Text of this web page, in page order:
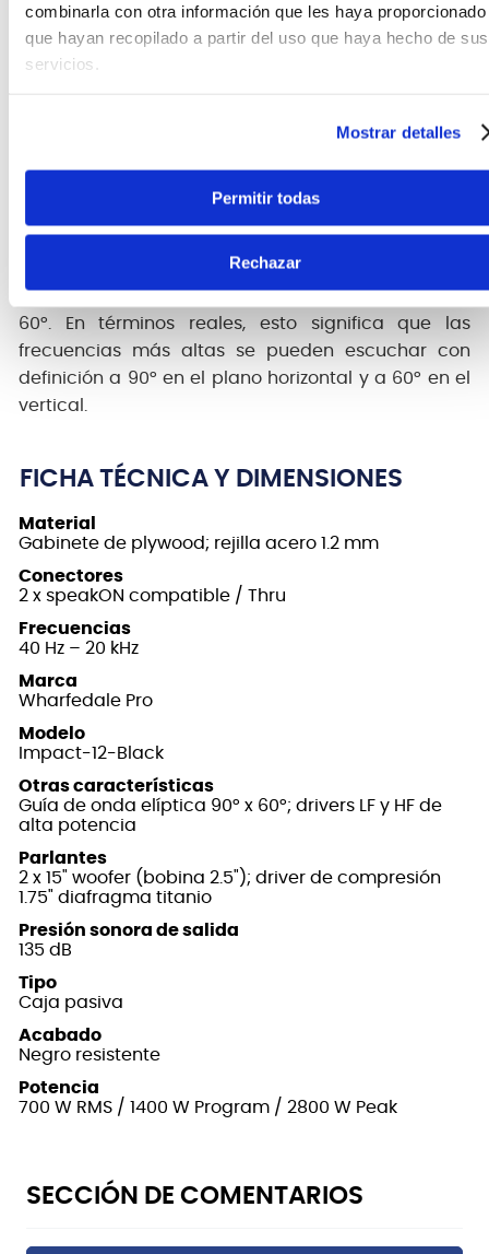
combinarla con otra información que les haya proporcionado
que hayan recopilado a partir del uso que haya hecho de sus
servicios.
Mostrar detalles
Permitir todas
Rechazar
un precio cercano. La serie Impact no solo ofrece
una excelente relación calidad-precio, sino que
también cumple con nuestros estrictos estándares
semana tras semana, podrán confiar en la serie
Impact.
Para una cobertura amplia y uniforme, se ha
seleccionado una guía de onda elíptica de 90° x
60°. En términos reales, esto significa que las
frecuencias más altas se pueden escuchar con
definición a 90° en el plano horizontal y a 60° en el
vertical.
FICHA TÉCNICA Y DIMENSIONES
Material
Gabinete de plywood; rejilla acero 1.2 mm
Conectores
2 x speakON compatible / Thru
Frecuencias
40 Hz – 20 kHz
Marca
Wharfedale Pro
Modelo
Impact-12-Black
Otras características
Guía de onda elíptica 90° x 60°; drivers LF y HF de
alta potencia
Parlantes
2 x 15" woofer (bobina 2.5"); driver de compresión
1.75" diafragma titanio
Presión sonora de salida
135 dB
Tipo
Caja pasiva
Acabado
Negro resistente
Potencia
700 W RMS / 1400 W Program / 2800 W Peak